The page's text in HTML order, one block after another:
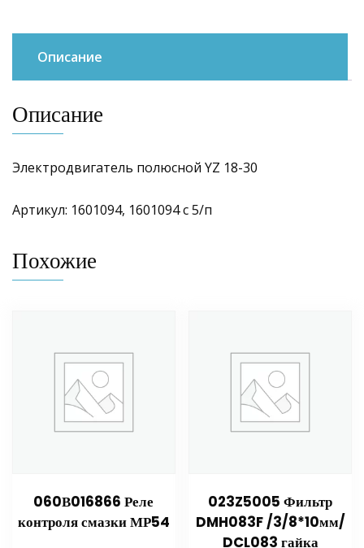
Описание
Описание
Электродвигатель полюсной YZ 18-30
Артикул: 1601094, 1601094 с 5/п
Похожие
060В016866 Реле
контроля смазки МР54
023Z5005 Фильтр
DMH083F /3/8*10мм/
DCL083 гайка